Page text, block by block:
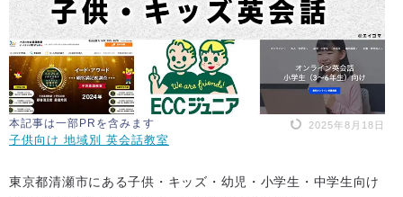
本記事は一部PRを含みます 2025年8月18日
子供向け 地域別 英会話教室
東京都清瀬市にある子供・キッズ・幼児・小学生・中学生向け